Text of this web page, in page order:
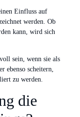
Einfluss auf
werden. Ob
kann, wird sich
sein, wenn sie als
ebenso scheitern,
zu werden.
die